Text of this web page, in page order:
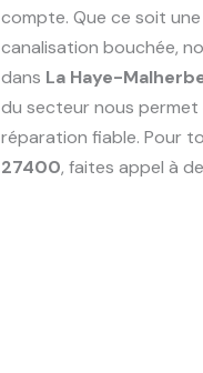
compte. Que ce soit
canalisation bouchée,
dans La Haye-
du secteur nous permet
réparation fiable. Pour
27400, faites appel à